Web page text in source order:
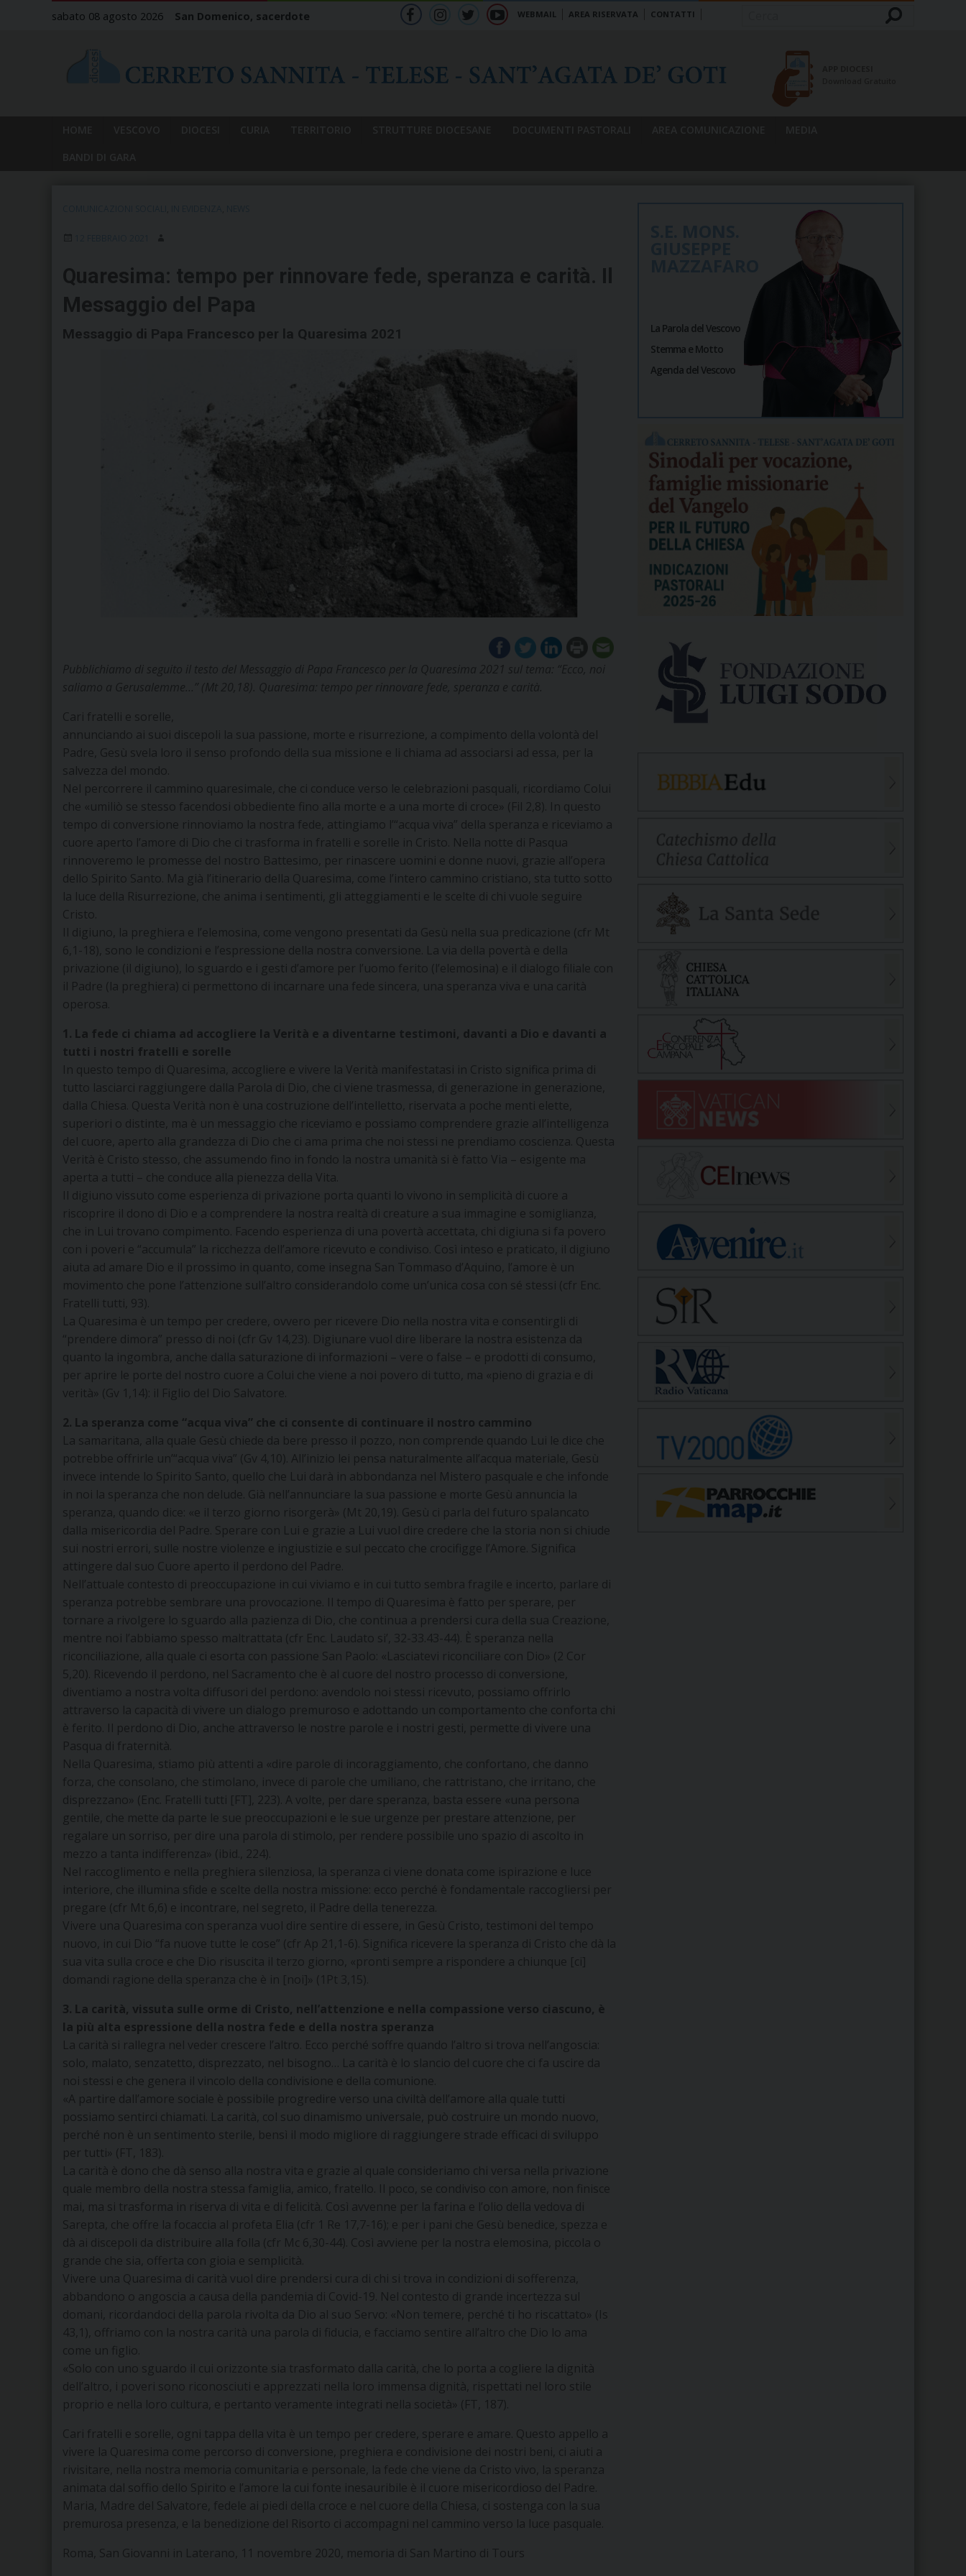
sabato 08 agosto 2026 San Domenico, sacerdote WEBMAIL AREA RISERVATA CONTATTI Cerca
Quaresima: tempo per rinnovare fede, speranza e carità. Il
Messaggio del Papa
Messaggio di Papa Francesco per la Quaresima 2021
Pubblichiamo di seguito il testo del Messaggio di Papa Francesco per la Quaresima 2021 sul tema: “Ecco, noi
saliamo a Gerusalemme…” (Mt 20,18). Quaresima: tempo per rinnovare fede, speranza e carità.
Cari fratelli e sorelle,
annunciando ai suoi discepoli la sua passione, morte e risurrezione, a compimento della volontà del
Padre, Gesù svela loro il senso profondo della sua missione e li chiama ad associarsi ad essa, per la
salvezza del mondo.
Nel percorrere il cammino quaresimale, che ci conduce verso le celebrazioni pasquali, ricordiamo Colui
che «umiliò se stesso facendosi obbediente fino alla morte e a una morte di croce» (Fil 2,8). In questo
tempo di conversione rinnoviamo la nostra fede, attingiamo l’“acqua viva” della speranza e riceviamo a
cuore aperto l’amore di Dio che ci trasforma in fratelli e sorelle in Cristo. Nella notte di Pasqua
rinnoveremo le promesse del nostro Battesimo, per rinascere uomini e donne nuovi, grazie all’opera
dello Spirito Santo. Ma già l’itinerario della Quaresima, come l’intero cammino cristiano, sta tutto sotto
la luce della Risurrezione, che anima i sentimenti, gli atteggiamenti e le scelte di chi vuole seguire
Cristo.
Il digiuno, la preghiera e l’elemosina, come vengono presentati da Gesù nella sua predicazione (cfr Mt
6,1-18), sono le condizioni e l’espressione della nostra conversione. La via della povertà e della
privazione (il digiuno), lo sguardo e i gesti d’amore per l’uomo ferito (l’elemosina) e il dialogo filiale con
il Padre (la preghiera) ci permettono di incarnare una fede sincera, una speranza viva e una carità
operosa.
1. La fede ci chiama ad accogliere la Verità e a diventarne testimoni, davanti a Dio e davanti a
tutti i nostri fratelli e sorelle
In questo tempo di Quaresima, accogliere e vivere la Verità manifestatasi in Cristo significa prima di
tutto lasciarci raggiungere dalla Parola di Dio, che ci viene trasmessa, di generazione in generazione,
dalla Chiesa. Questa Verità non è una costruzione dell’intelletto, riservata a poche menti elette,
superiori o distinte, ma è un messaggio che riceviamo e possiamo comprendere grazie all’intelligenza
del cuore, aperto alla grandezza di Dio che ci ama prima che noi stessi ne prendiamo coscienza. Questa
Verità è Cristo stesso, che assumendo fino in fondo la nostra umanità si è fatto Via – esigente ma
aperta a tutti – che conduce alla pienezza della Vita.
Il digiuno vissuto come esperienza di privazione porta quanti lo vivono in semplicità di cuore a
riscoprire il dono di Dio e a comprendere la nostra realtà di creature a sua immagine e somiglianza,
che in Lui trovano compimento. Facendo esperienza di una povertà accettata, chi digiuna si fa povero
con i poveri e “accumula” la ricchezza dell’amore ricevuto e condiviso. Così inteso e praticato, il digiuno
aiuta ad amare Dio e il prossimo in quanto, come insegna San Tommaso d’Aquino, l’amore è un
movimento che pone l’attenzione sull’altro considerandolo come un’unica cosa con sé stessi (cfr Enc.
Fratelli tutti, 93).
La Quaresima è un tempo per credere, ovvero per ricevere Dio nella nostra vita e consentirgli di
“prendere dimora” presso di noi (cfr Gv 14,23). Digiunare vuol dire liberare la nostra esistenza da
quanto la ingombra, anche dalla saturazione di informazioni – vere o false – e prodotti di consumo,
per aprire le porte del nostro cuore a Colui che viene a noi povero di tutto, ma «pieno di grazia e di
verità» (Gv 1,14): il Figlio del Dio Salvatore.
2. La speranza come “acqua viva” che ci consente di continuare il nostro cammino
La samaritana, alla quale Gesù chiede da bere presso il pozzo, non comprende quando Lui le dice che
potrebbe offrirle un’“acqua viva” (Gv 4,10). All’inizio lei pensa naturalmente all’acqua materiale, Gesù
invece intende lo Spirito Santo, quello che Lui darà in abbondanza nel Mistero pasquale e che infonde
in noi la speranza che non delude. Già nell’annunciare la sua passione e morte Gesù annuncia la
speranza, quando dice: «e il terzo giorno risorgerà» (Mt 20,19). Gesù ci parla del futuro spalancato
dalla misericordia del Padre. Sperare con Lui e grazie a Lui vuol dire credere che la storia non si chiude
sui nostri errori, sulle nostre violenze e ingiustizie e sul peccato che crocifigge l’Amore. Significa
attingere dal suo Cuore aperto il perdono del Padre.
Nell’attuale contesto di preoccupazione in cui viviamo e in cui tutto sembra fragile e incerto, parlare di
speranza potrebbe sembrare una provocazione. Il tempo di Quaresima è fatto per sperare, per
tornare a rivolgere lo sguardo alla pazienza di Dio, che continua a prendersi cura della sua Creazione,
mentre noi l’abbiamo spesso maltrattata (cfr Enc. Laudato si’, 32-33.43-44). È speranza nella
riconciliazione, alla quale ci esorta con passione San Paolo: «Lasciatevi riconciliare con Dio» (2 Cor
5,20). Ricevendo il perdono, nel Sacramento che è al cuore del nostro processo di conversione,
diventiamo a nostra volta diffusori del perdono: avendolo noi stessi ricevuto, possiamo offrirlo
attraverso la capacità di vivere un dialogo premuroso e adottando un comportamento che conforta chi
è ferito. Il perdono di Dio, anche attraverso le nostre parole e i nostri gesti, permette di vivere una
Pasqua di fraternità.
Nella Quaresima, stiamo più attenti a «dire parole di incoraggiamento, che confortano, che danno
forza, che consolano, che stimolano, invece di parole che umiliano, che rattristano, che irritano, che
disprezzano» (Enc. Fratelli tutti [FT], 223). A volte, per dare speranza, basta essere «una persona
gentile, che mette da parte le sue preoccupazioni e le sue urgenze per prestare attenzione, per
regalare un sorriso, per dire una parola di stimolo, per rendere possibile uno spazio di ascolto in
mezzo a tanta indifferenza» (ibid., 224).
Nel raccoglimento e nella preghiera silenziosa, la speranza ci viene donata come ispirazione e luce
interiore, che illumina sfide e scelte della nostra missione: ecco perché è fondamentale raccogliersi per
pregare (cfr Mt 6,6) e incontrare, nel segreto, il Padre della tenerezza.
Vivere una Quaresima con speranza vuol dire sentire di essere, in Gesù Cristo, testimoni del tempo
nuovo, in cui Dio “fa nuove tutte le cose” (cfr Ap 21,1-6). Significa ricevere la speranza di Cristo che dà la
sua vita sulla croce e che Dio risuscita il terzo giorno, «pronti sempre a rispondere a chiunque [ci]
domandi ragione della speranza che è in [noi]» (1Pt 3,15).
3. La carità, vissuta sulle orme di Cristo, nell’attenzione e nella compassione verso ciascuno, è
la più alta espressione della nostra fede e della nostra speranza
La carità si rallegra nel veder crescere l’altro. Ecco perché soffre quando l’altro si trova nell’angoscia:
solo, malato, senzatetto, disprezzato, nel bisogno… La carità è lo slancio del cuore che ci fa uscire da
noi stessi e che genera il vincolo della condivisione e della comunione.
«A partire dall’amore sociale è possibile progredire verso una civiltà dell’amore alla quale tutti
possiamo sentirci chiamati. La carità, col suo dinamismo universale, può costruire un mondo nuovo,
perché non è un sentimento sterile, bensì il modo migliore di raggiungere strade efficaci di sviluppo
per tutti» (FT, 183).
La carità è dono che dà senso alla nostra vita e grazie al quale consideriamo chi versa nella privazione
quale membro della nostra stessa famiglia, amico, fratello. Il poco, se condiviso con amore, non finisce
mai, ma si trasforma in riserva di vita e di felicità. Così avvenne per la farina e l’olio della vedova di
Sarepta, che offre la focaccia al profeta Elia (cfr 1 Re 17,7-16); e per i pani che Gesù benedice, spezza e
dà ai discepoli da distribuire alla folla (cfr Mc 6,30-44). Così avviene per la nostra elemosina, piccola o
grande che sia, offerta con gioia e semplicità.
Vivere una Quaresima di carità vuol dire prendersi cura di chi si trova in condizioni di sofferenza,
abbandono o angoscia a causa della pandemia di Covid-19. Nel contesto di grande incertezza sul
domani, ricordandoci della parola rivolta da Dio al suo Servo: «Non temere, perché ti ho riscattato» (Is
43,1), offriamo con la nostra carità una parola di fiducia, e facciamo sentire all’altro che Dio lo ama
come un figlio.
«Solo con uno sguardo il cui orizzonte sia trasformato dalla carità, che lo porta a cogliere la dignità
dell’altro, i poveri sono riconosciuti e apprezzati nella loro immensa dignità, rispettati nel loro stile
proprio e nella loro cultura, e pertanto veramente integrati nella società» (FT, 187).
Cari fratelli e sorelle, ogni tappa della vita è un tempo per credere, sperare e amare. Questo appello a
vivere la Quaresima come percorso di conversione, preghiera e condivisione dei nostri beni, ci aiuti a
rivisitare, nella nostra memoria comunitaria e personale, la fede che viene da Cristo vivo, la speranza
animata dal soffio dello Spirito e l’amore la cui fonte inesauribile è il cuore misericordioso del Padre.
Maria, Madre del Salvatore, fedele ai piedi della croce e nel cuore della Chiesa, ci sostenga con la sua
premurosa presenza, e la benedizione del Risorto ci accompagni nel cammino verso la luce pasquale.
Roma, San Giovanni in Laterano, 11 novembre 2020, memoria di San Martino di Tours
La Parola del Vescovo
Stemma e Motto
Agenda del Vescovo